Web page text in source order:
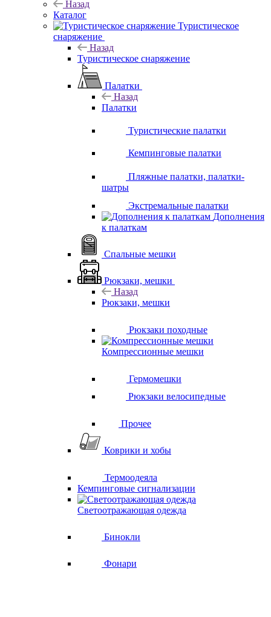
Назад
Каталог
Туристическое
снаряжение
Назад
Туристическое снаряжение
Палатки
Назад
Палатки
Туристические палатки
Кемпинговые палатки
Пляжные палатки, палатки-
шатры
Экстремальные палатки
Дополнения
к палаткам
Спальные мешки
Рюкзаки, мешки
Назад
Рюкзаки, мешки
Рюкзаки походные
Компрессионные мешки
Гермомешки
Рюкзаки велосипедные
Прочее
Коврики и хобы
Термоодеяла
Кемпинговые сигнализации
Светоотражающая одежда
Бинокли
Фонари